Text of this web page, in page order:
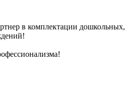
в комплектации дошкольных,